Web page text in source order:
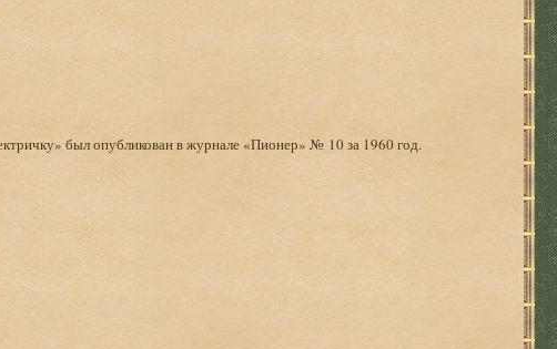
был опубликован в журнале «Пионер» № 10 за 1960 год.